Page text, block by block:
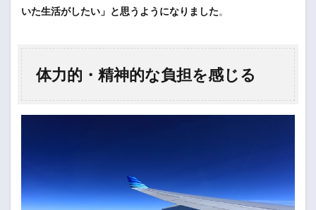
いた生活がしたい」と思うようになりました。
体力的・精神的な負担を感じる